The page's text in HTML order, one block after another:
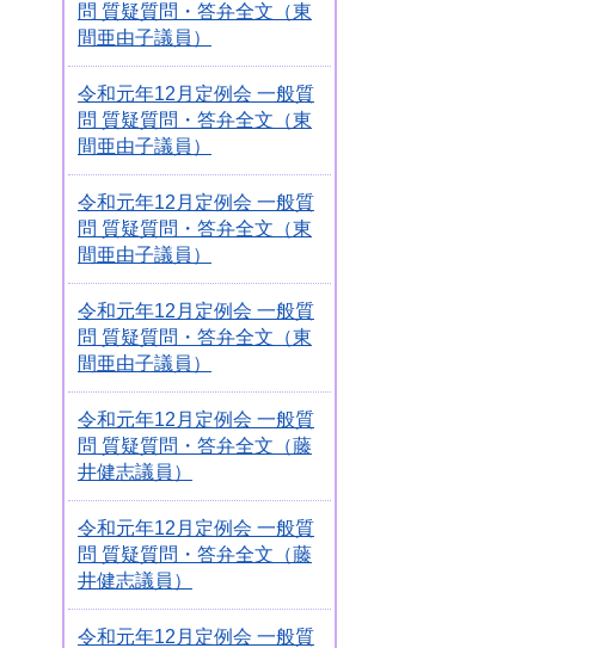
問 質疑質問・答弁全文（東
間亜由子議員）
令和元年12月定例会 一般質
問 質疑質問・答弁全文（東
間亜由子議員）
令和元年12月定例会 一般質
問 質疑質問・答弁全文（東
間亜由子議員）
令和元年12月定例会 一般質
問 質疑質問・答弁全文（東
間亜由子議員）
令和元年12月定例会 一般質
問 質疑質問・答弁全文（藤
井健志議員）
令和元年12月定例会 一般質
問 質疑質問・答弁全文（藤
井健志議員）
令和元年12月定例会 一般質